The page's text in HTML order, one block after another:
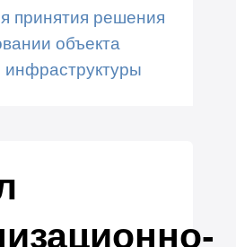
принятия решения
объекта